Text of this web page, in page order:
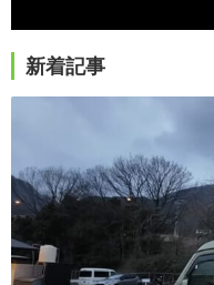
新着記事